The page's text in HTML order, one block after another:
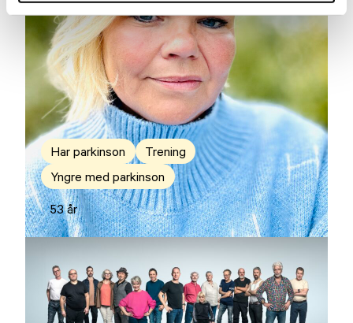
Har parkinson
Trening
Yngre med parkinson
53 år